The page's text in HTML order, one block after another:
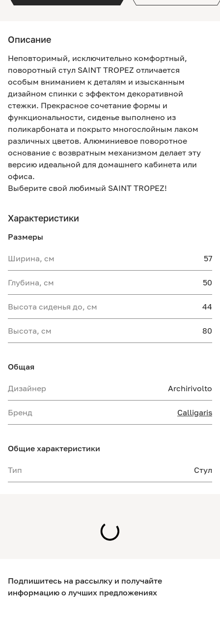
Описание
Неповторимый, исключительно комфортный,
поворотный стул SAINT TROPEZ отличается
особым вниманием к деталям и изысканным
дизайном спинки с эффектом декоративной
стежки. Прекрасное сочетание формы и
функциональности, сиденье выполнено из
поликарбоната и покрыто многослойным лаком
различных цветов. Алюминиевое поворотное
основание с возвратным механизмом делает эту
версию идеальной для домашнего кабинета или
офиса.
Выберите свой любимый SAINT TROPEZ!
Характеристики
Размеры
Ширина, см 57
Глубина, см 50
Высота сиденья до, см 44
Высота, см 80
Общая
Дизайнер Archirivolto
Бренд Calligaris
Общие характеристики
Тип Стул
Подпишитесь на рассылку и получайте
информацию о лучших предложениях